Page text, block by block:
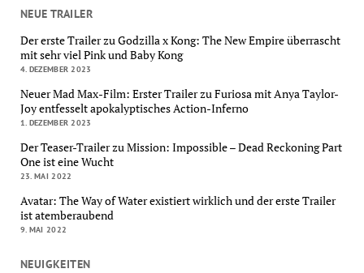
NEUE TRAILER
Der erste Trailer zu Godzilla x Kong: The New Empire überrascht
mit sehr viel Pink und Baby Kong
4. DEZEMBER 2023
Neuer Mad Max-Film: Erster Trailer zu Furiosa mit Anya Taylor-
Joy entfesselt apokalyptisches Action-Inferno
1. DEZEMBER 2023
Der Teaser-Trailer zu Mission: Impossible – Dead Reckoning Part
One ist eine Wucht
23. MAI 2022
Avatar: The Way of Water existiert wirklich und der erste Trailer
ist atemberaubend
9. MAI 2022
NEUIGKEITEN